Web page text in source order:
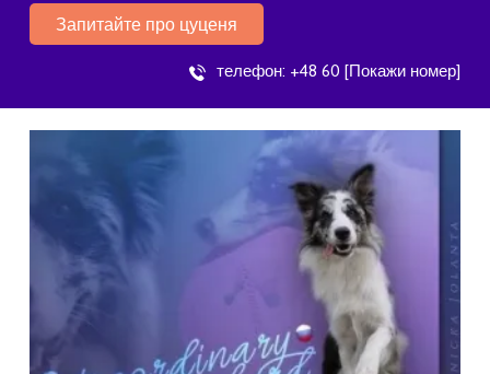
Запитайте про цуценя
телефон: +48 60 [Покажи номер]